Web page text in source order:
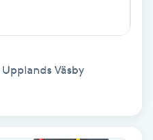
Upplands Väsby